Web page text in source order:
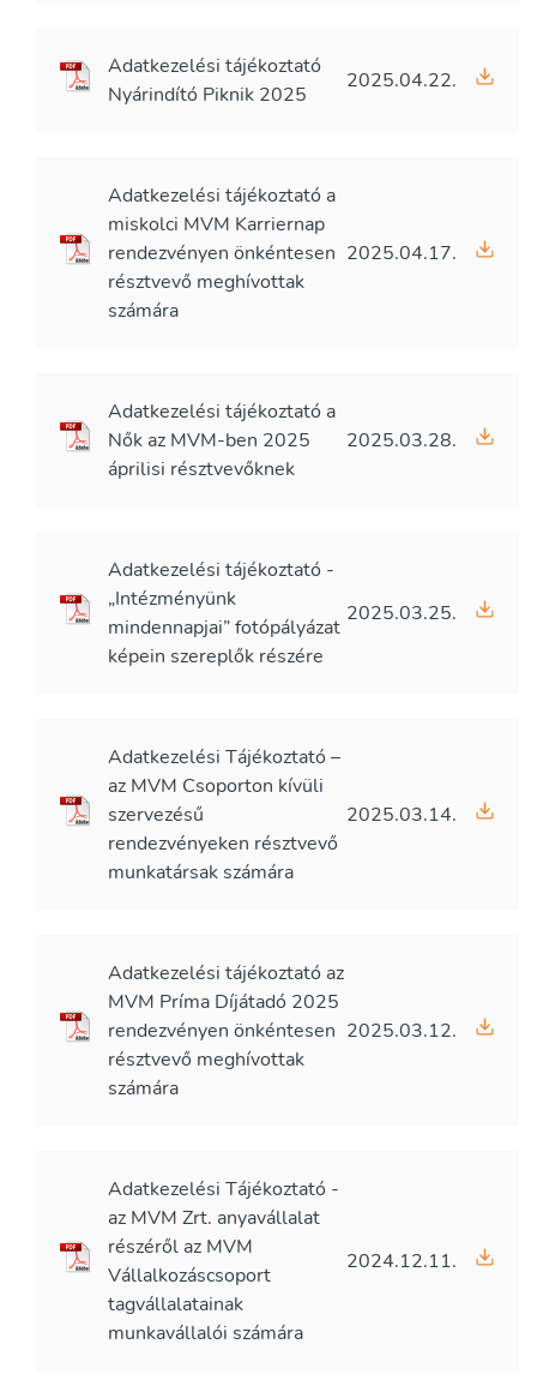
Adatkezelési tájékoztató
Nyárindító Piknik 2025
2025.04.22.
Adatkezelési tájékoztató a
miskolci MVM Karriernap
rendezvényen önkéntesen
résztvevő meghívottak
számára
2025.04.17.
Adatkezelési tájékoztató a
Nők az MVM-ben 2025
áprilisi résztvevőknek
2025.03.28.
Adatkezelési tájékoztató -
„Intézményünk
mindennapjai” fotópályázat
képein szereplők részére
2025.03.25.
Adatkezelési Tájékoztató –
az MVM Csoporton kívüli
szervezésű
rendezvényeken résztvevő
munkatársak számára
2025.03.14.
Adatkezelési tájékoztató az
MVM Príma Díjátadó 2025
rendezvényen önkéntesen
résztvevő meghívottak
számára
2025.03.12.
Adatkezelési Tájékoztató -
az MVM Zrt. anyavállalat
részéről az MVM
Vállalkozáscsoport
tagvállalatainak
munkavállalói számára
2024.12.11.